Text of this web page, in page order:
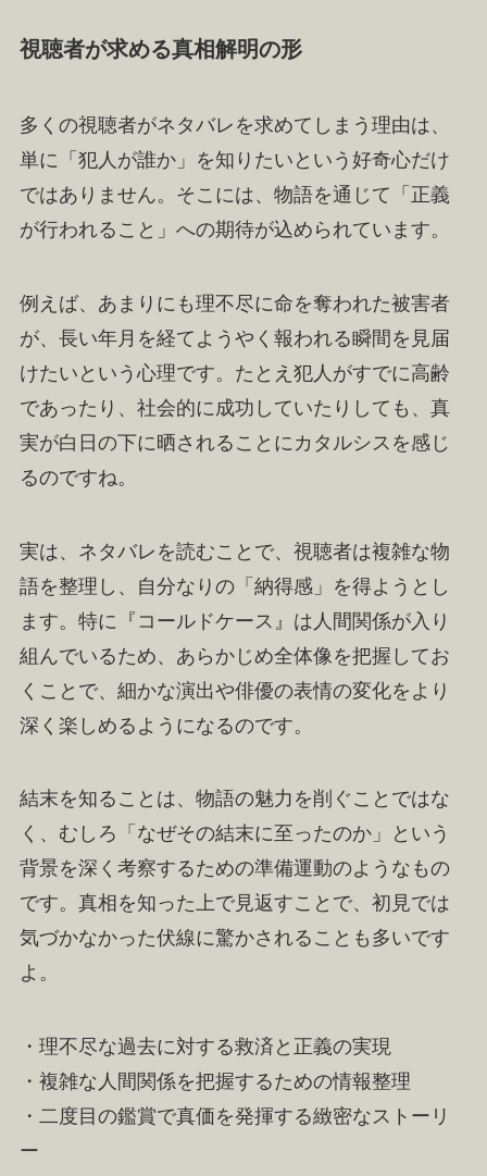
視聴者が求める真相解明の形
多くの視聴者がネタバレを求めてしまう理由は、
単に「犯人が誰か」を知りたいという好奇心だけ
ではありません。そこには、物語を通じて「正義
が行われること」への期待が込められています。
例えば、あまりにも理不尽に命を奪われた被害者
が、長い年月を経てようやく報われる瞬間を見届
けたいという心理です。たとえ犯人がすでに高齢
であったり、社会的に成功していたりしても、真
実が白日の下に晒されることにカタルシスを感じ
るのですね。
実は、ネタバレを読むことで、視聴者は複雑な物
語を整理し、自分なりの「納得感」を得ようとし
ます。特に『コールドケース』は人間関係が入り
組んでいるため、あらかじめ全体像を把握してお
くことで、細かな演出や俳優の表情の変化をより
深く楽しめるようになるのです。
結末を知ることは、物語の魅力を削ぐことではな
く、むしろ「なぜその結末に至ったのか」という
背景を深く考察するための準備運動のようなもの
です。真相を知った上で見返すことで、初見では
気づかなかった伏線に驚かされることも多いです
よ。
・理不尽な過去に対する救済と正義の実現
・複雑な人間関係を把握するための情報整理
・二度目の鑑賞で真価を発揮する緻密なストーリ
ー